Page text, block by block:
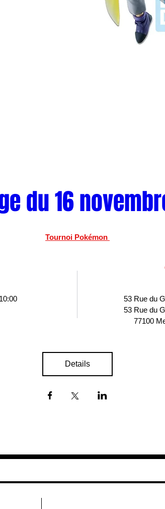
du 16
Tournoi Pokémon
53 Rue du
53 Rue du
77100
Details